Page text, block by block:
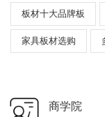
板材十大品牌板
家具板材选购
商学院